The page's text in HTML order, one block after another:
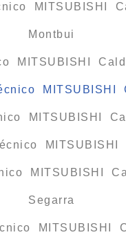
MITSUBISHI
Montbui
MITSUBISHI
MITSUBISHI
MITSUBISHI
MITSUBISHI
MITSUBISHI
Segarra
MITSUBISHI